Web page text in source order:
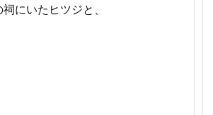
にいたヒツジと、